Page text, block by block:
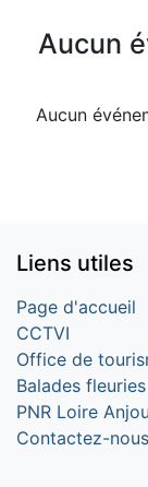
Aucun
Aucun
Liens utiles
Page d'accueil
CCTVI
Office de
Balades fleuries
PNR Loire
Contactez-nous